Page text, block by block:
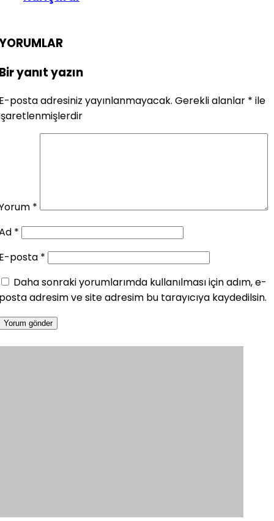
yanıt yazın
posta adresiniz yayınlanmayacak. Gerekli alanlar * ile
*
*
posta *
Daha sonraki yorumlarımda kullanılması için adım, e-
adresim ve site adresim bu tarayıcıya kaydedilsin.